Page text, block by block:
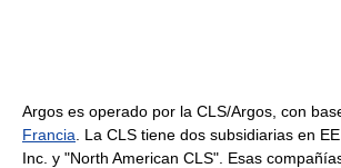
Argos es operado por la CLS/Argos, con
Francia . La CLS tiene dos subsidiarias en
Inc. y "North American CLS". Esas